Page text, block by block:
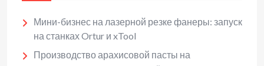
Мини-бизнес на лазерной резке фанеры: запуск
на станках Ortur и xTool
Производство арахисовой пасты на